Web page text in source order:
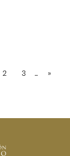
2 3 ... »